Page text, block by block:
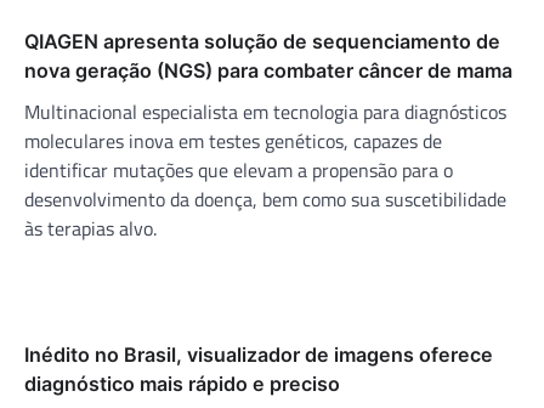
QIAGEN apresenta solução de sequenciamento de
nova geração (NGS) para combater câncer de mama
Multinacional especialista em tecnologia para diagnósticos
moleculares inova em testes genéticos, capazes de
identificar mutações que elevam a propensão para o
desenvolvimento da doença, bem como sua suscetibilidade
às terapias alvo.
Inédito no Brasil, visualizador de imagens oferece
diagnóstico mais rápido e preciso